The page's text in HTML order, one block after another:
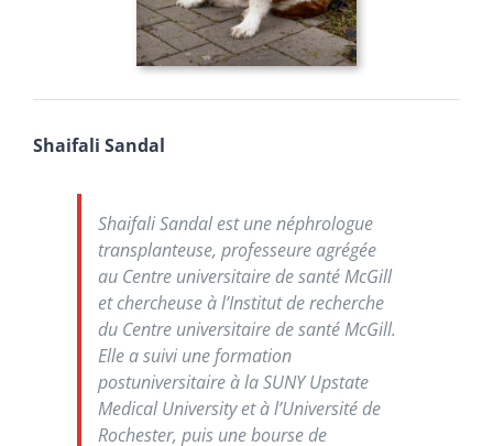
Shaifali Sandal
Shaifali Sandal est une néphrologue
transplanteuse, professeure agrégée
au Centre universitaire de santé McGill
et chercheuse à l’Institut de recherche
du Centre universitaire de santé McGill.
Elle a suivi une formation
postuniversitaire à la SUNY Upstate
Medical University et à l’Université de
Rochester, puis une bourse de